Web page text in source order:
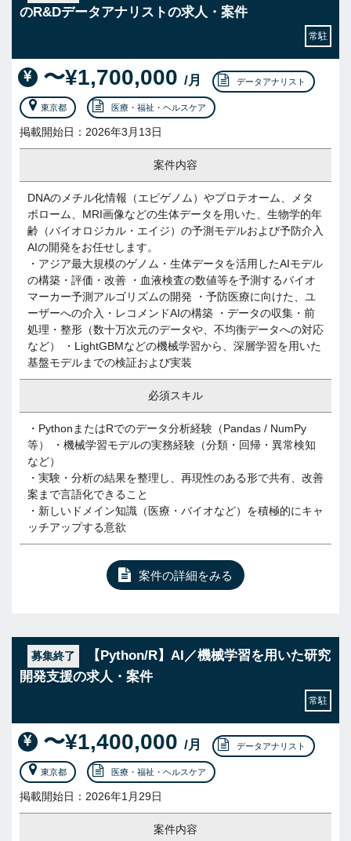
のR&Dデータアナリストの求人・案件
常駐
〜¥1,700,000 /月 データアナリスト
東京都 医療・福祉・ヘルスケア
掲載開始日：2026年3月13日
案件内容
DNAのメチル化情報（エピゲノム）やプロテオーム、メタ
ボローム、MRI画像などの生体データを用いた、生物学的年
齢（バイオロジカル・エイジ）の予測モデルおよび予防介入
AIの開発をお任せします。
・アジア最大規模のゲノム・生体データを活用したAIモデル
の構築・評価・改善 ・血液検査の数値等を予測するバイオ
マーカー予測アルゴリズムの開発 ・予防医療に向けた、ユ
ーザーへの介入・レコメンドAIの構築 ・データの収集・前
処理・整形（数十万次元のデータや、不均衡データへの対応
など） ・LightGBMなどの機械学習から、深層学習を用いた
基盤モデルまでの検証および実装
必須スキル
・PythonまたはRでのデータ分析経験（Pandas / NumPy
等） ・機械学習モデルの実務経験（分類・回帰・異常検知
など）
・実験・分析の結果を整理し、再現性のある形で共有、改善
案まで言語化できること
・新しいドメイン知識（医療・バイオなど）を積極的にキャ
ッチアップする意欲
案件の詳細をみる
募集終了
【Python/R】AI／機械学習を用いた研究
開発支援の求人・案件
常駐
〜¥1,400,000 /月 データアナリスト
東京都 医療・福祉・ヘルスケア
掲載開始日：2026年1月29日
案件内容